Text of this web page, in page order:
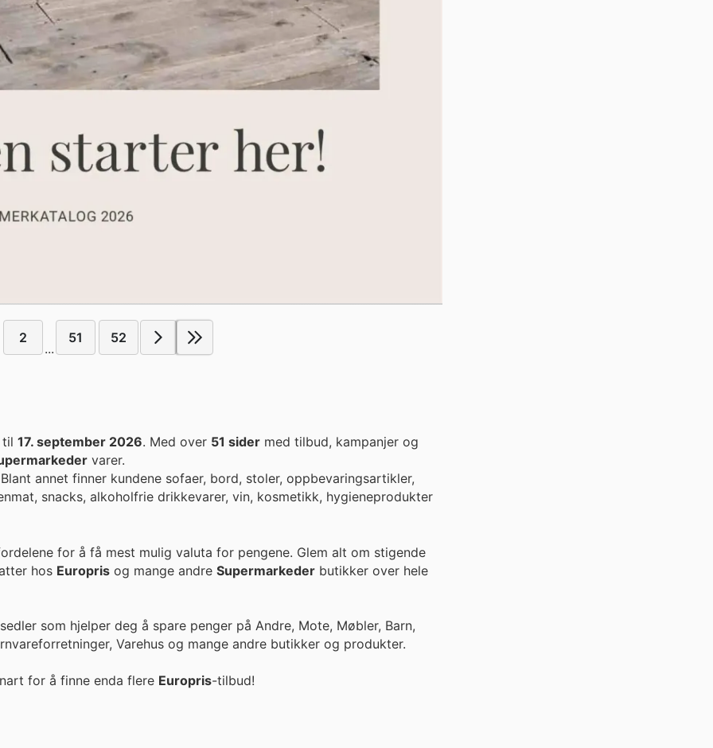
2
...
51 52
17. september 2026. Med over 51 sider med tilbud, kampanjer og
varer.
annet finner kundene sofaer, bord, stoler, oppbevaringsartikler,
snacks, alkoholfrie drikkevarer, vin, kosmetikk, hygieneprodukter
for å få mest mulig valuta for pengene. Glem alt om stigende
rabatter hos Europris og mange andre Supermarkeder butikker over hele
som hjelper deg å spare penger på Andre, Mote, Møbler, Barn,
Varehus og mange andre butikker og produkter.
for å finne enda flere Europris-tilbud!